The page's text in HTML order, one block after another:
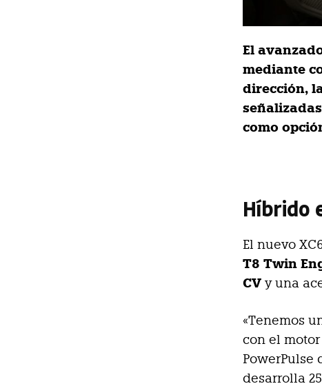
El
mediante
dirección,
como
Híbrido
El nuevo
T8 Twin
CV y una
«Tenemos
con el motor
PowerPulse
desarrolla